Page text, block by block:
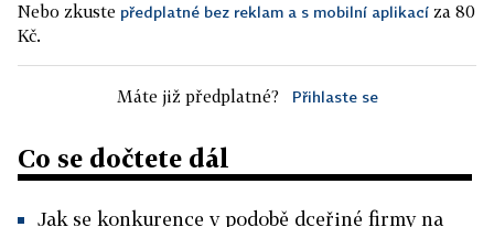
Nebo zkuste předplatné bez reklam a s mobilní aplikací za 80
Kč.
Máte již předplatné? Přihlaste se
Co se dočtete dál
Jak se konkurence v podobě dceřiné firmy na